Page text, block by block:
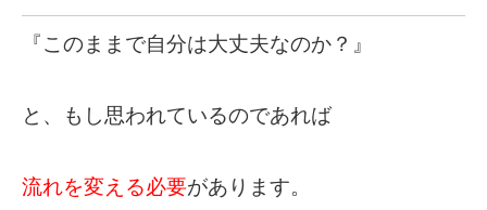
『このままで自分は大丈夫なのか？』
と、もし思われているのであれば
流れを変える必要があります。